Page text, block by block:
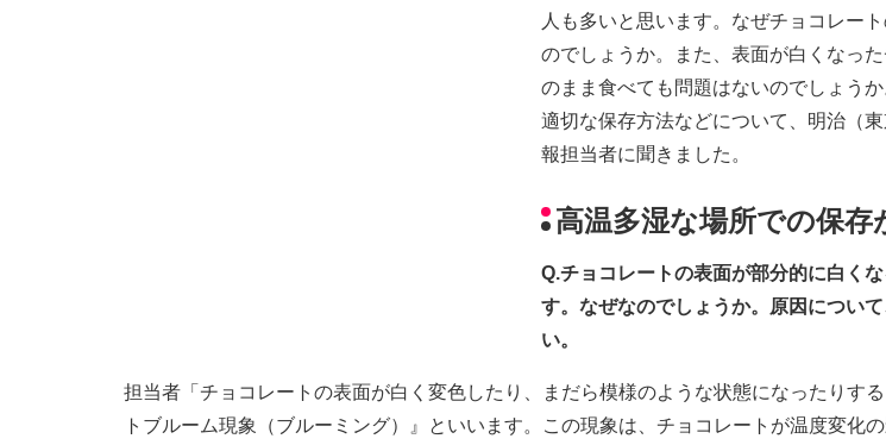
人も多いと思います。なぜチョコレー
のでしょうか。また、表面が白くなっ
のまま食べても問題はないのでしょう
適切な保存方法などについて、明治（
報担当者に聞きました。
高温多湿な場所での保存
Q.チョコレートの表面が部分的に白く
す。なぜなのでしょうか。原因につい
い。
担当者「チョコレートの表面が白く変色したり、まだら模様のような状態になったりす
トブルーム現象（ブルーミング）』といいます。この現象は、チョコレートが温度変化